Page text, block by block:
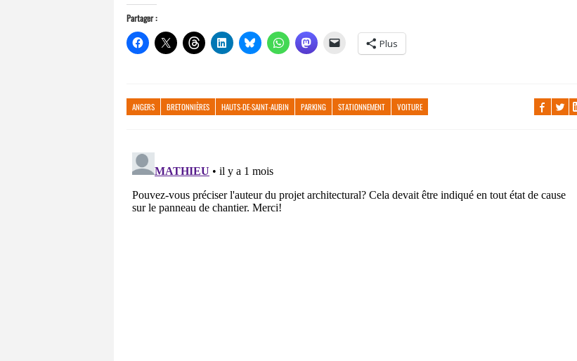
Partager :
Plus
ANGERS BRETONNIÈRES HAUTS-DE-SAINT-AUBIN PARKING STATIONNEMENT VOITURE